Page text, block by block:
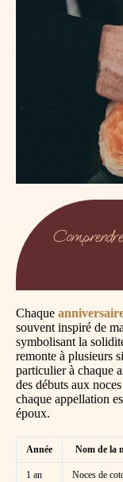
Chaque
souvent inspiré de
symbolisant la
remonte à plusieurs
particulier à chaque
des débuts aux
chaque appellation
époux.
Année Nom de la
1 an Noces de